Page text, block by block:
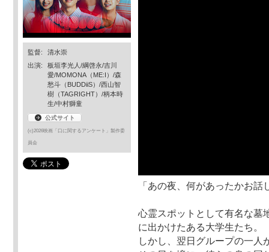
監督:
清水崇
出演:
板垣李光人/綱啓永/吉川
愛/MOMONA（ME:I）/森
愁斗（BUDDiiS）/西山智
樹（TAGRIGHT）/柄本時
生/中村獅童
公式サイト
(c)2026映画「口に関するアンケート」製作委
員会
「あの夜、何があったかお話
心霊スポットとして有名な墓
に出かけたある大学生たち。
しかし、翌日グループの一人